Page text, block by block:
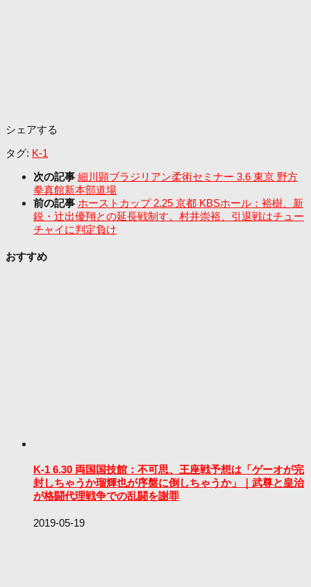
シェアする
タグ: K-1
次の記事 細川顕ブラジリアン柔術セミナー 3.6 東京 野方
拳真館新本部道場
前の記事 ホーストカップ 2.25 京都 KBSホール：裕樹、新
鋭・辻出優翔との延長戦制す。村井崇裕、引退戦はチュー
チャイに判定負け
おすすめ
K-1 6.30 両国国技館：不可思、王座戦予想は「ゲーオが完
封しちゃうか瑠輝也が序盤に倒しちゃうか」｜武尊と皇治
が格闘代理戦争での乱闘を謝罪
2019-05-19